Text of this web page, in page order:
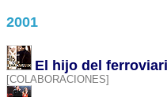
2001
El hijo del
[COLABORACIONES]